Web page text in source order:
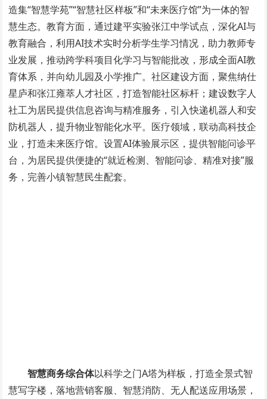
造集“智慧学苑”“智慧社区样板”和“未来医疗馆”为一体的智
慧生态。教育方面，通过建平实验张江中学试点，深化AI与
教育融合，利用AI技术实时分析学生学习情况，助力教师专
业发展，推动跨学科项目化学习与智能批改，形成全面AI教
育体系，并向幼儿园及小学推广。社区建设方面，聚焦纳仕
星庐和张江雍萃人才社区，打造智能社区标杆；建设数字人
社工为居民提供信息咨询与精准服务，引入快递机器人和安
防机器人，提升物业智能化水平。医疗领域，联动高科技企
业，打造未来医疗馆。设置AI体验展示区，提供智能问诊平
台，为居民提供便捷的“就近检测、智能问诊、精准对接”服
务，完善小镇智慧民生配套。
智慧商务综合体以科学之门A塔为样板，打造全景式智
慧写字楼，落地营销客服、智慧消防、无人配送应用场景，